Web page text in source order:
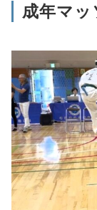
成年マッ